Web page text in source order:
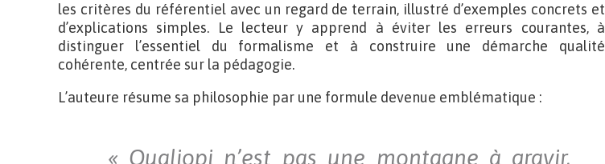
les critères du référentiel avec un regard de terrain, illustré d’exemples concrets et
d’explications simples. Le lecteur y apprend à éviter les erreurs courantes, à
distinguer l’essentiel du formalisme et à construire une démarche qualité
cohérente, centrée sur la pédagogie.
L’auteure résume sa philosophie par une formule devenue emblématique :
« Qualiopi n’est pas une montagne à gravir,